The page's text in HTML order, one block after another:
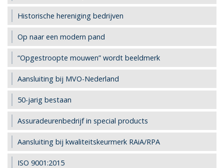
Historische hereniging bedrijven
Op naar een modern pand
“Opgestroopte mouwen” wordt beeldmerk
Aansluiting bij MVO-Nederland
50-jarig bestaan
Assuradeurenbedrijf in special products
Aansluiting bij kwaliteitskeurmerk RAiA/RPA
ISO 9001:2015